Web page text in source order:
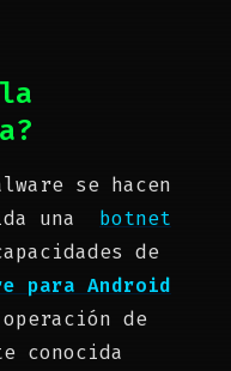
se hacen
una botnet
de
para Android
de
conocida